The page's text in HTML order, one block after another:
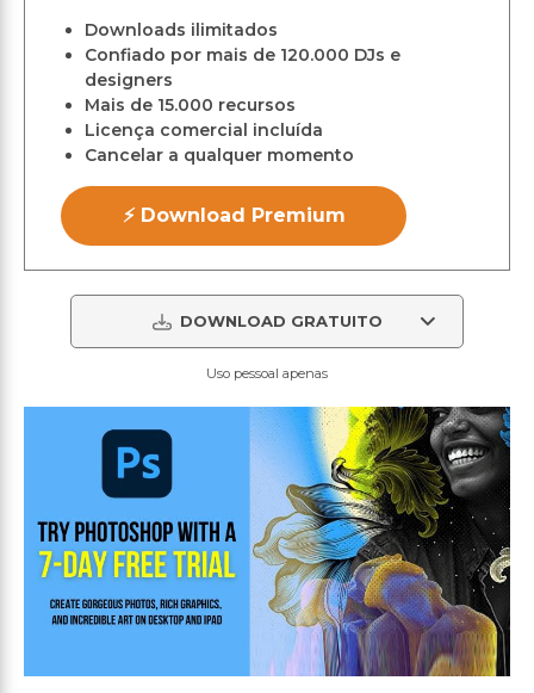
Downloads ilimitados
Confiado por mais de 120.000 DJs e
designers
Mais de 15.000 recursos
Licença comercial incluída
Cancelar a qualquer momento
⚡ Download Premium
DOWNLOAD GRATUITO
Uso pessoal apenas